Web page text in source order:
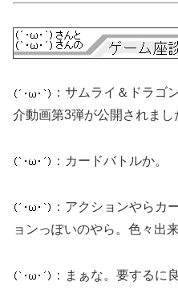
：サムライ＆ドラゴ
介動画第3弾が公開されまし
：カードバトルか。
：アクションやらカ
ョンっぽいのやら。色々出
：まぁな。要するに